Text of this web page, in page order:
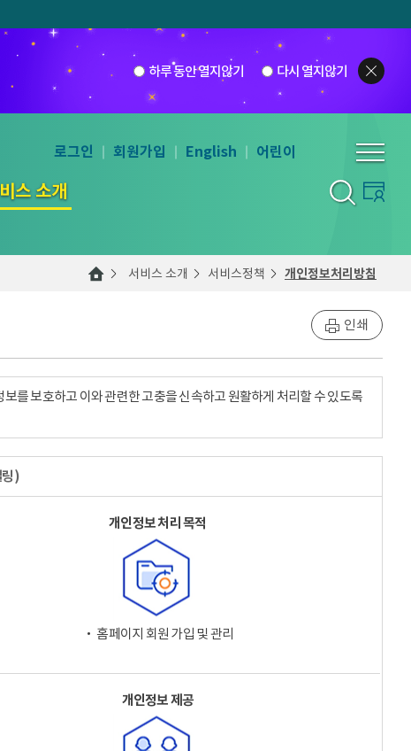
하루 동안 열지않기 다시 열지않기
스 소개
로그인 회원가입 English 어린이
서비스 소개 서비스정책 개인정보처리방침
인쇄
를 보호하고 이와 관련한 고충을 신속하고 원활하게 처리할 수 있도록
링)
개인정보 처리 목적
‧ 홈페이지 회원 가입 및 관리
개인정보 제공